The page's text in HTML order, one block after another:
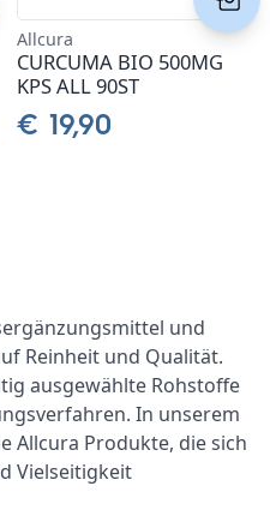
Allcura
CURCUMA BIO 500MG
KPS ALL 90ST
€ 19,90
und
Reinheit und Qualität.
ausgewählte Rohstoffe
In unserem
Allcura Produkte, die sich
Vielseitigkeit